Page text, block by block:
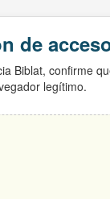
de
Biblat, confirme
legítimo.